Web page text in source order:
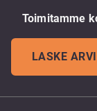
Toimitamme
LASKE